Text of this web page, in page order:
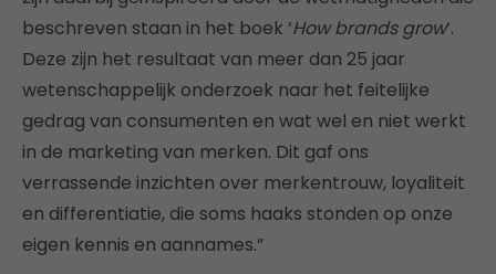
beschreven staan in het boek ‘How brands grow‘.
Deze zijn het resultaat van meer dan 25 jaar
wetenschappelijk onderzoek naar het feitelijke
gedrag van consumenten en wat wel en niet werkt
in de marketing van merken. Dit gaf ons
verrassende inzichten over merkentrouw, loyaliteit
en differentiatie, die soms haaks stonden op onze
eigen kennis en aannames.”